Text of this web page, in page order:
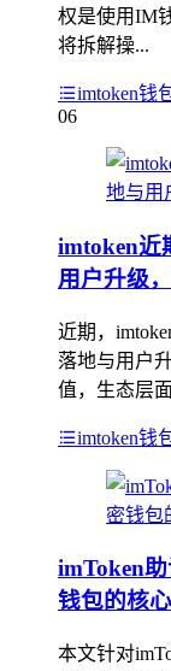
权是使用IM
将拆解操...
imtoken钱
06
imtoken近
用户升级
近期，
落地与用户
值，生态层
imtoken钱
imToken
钱包的核
本文针对